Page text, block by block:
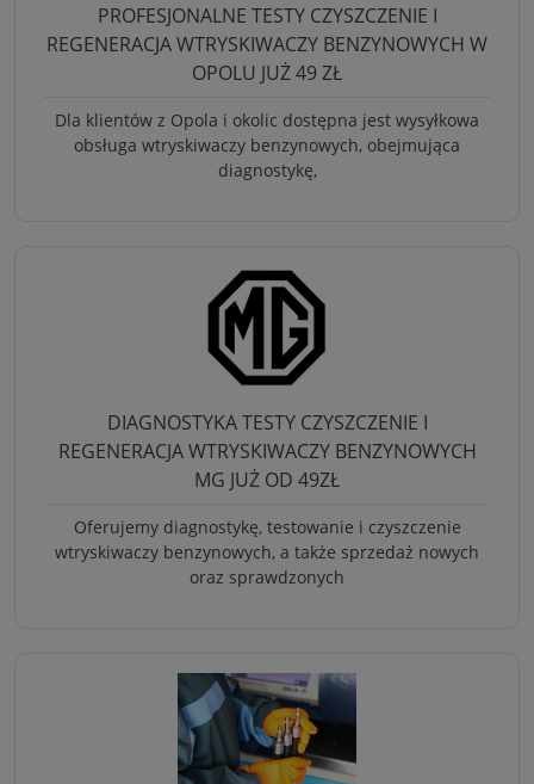
PROFESJONALNE TESTY CZYSZCZENIE I
REGENERACJA WTRYSKIWACZY BENZYNOWYCH W
OPOLU JUŻ 49 ZŁ
Dla klientów z Opola i okolic dostępna jest wysyłkowa
obsługa wtryskiwaczy benzynowych, obejmująca
diagnostykę,
DIAGNOSTYKA TESTY CZYSZCZENIE I
REGENERACJA WTRYSKIWACZY BENZYNOWYCH
MG JUŻ OD 49ZŁ
Oferujemy diagnostykę, testowanie i czyszczenie
wtryskiwaczy benzynowych, a także sprzedaż nowych
oraz sprawdzonych